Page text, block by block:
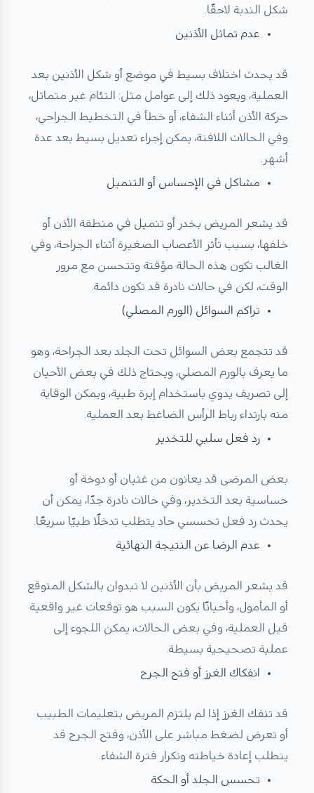
شكل الندبة لاحقًا.
عدم تماثل الأذنين
قد يحدث اختلاف بسيط في موضع أو شكل الأذنين بعد
العملية، ويعود ذلك إلى عوامل مثل: التئام غير متماثل،
حركة الأذن أثناء الشفاء، أو خطأ في التخطيط الجراحي،
وفي الحالات اللافتة، يمكن إجراء تعديل بسيط بعد عدة
أشهر.
مشاكل في الإحساس أو التنميل
قد يشعر المريض بخدر أو تنميل في منطقة الأذن أو
خلفها، بسبب تأثر الأعصاب الصغيرة أثناء الجراحة، وفي
الغالب تكون هذه الحالة مؤقتة وتتحسن مع مرور
الوقت، لكن في حالات نادرة قد تكون دائمة.
تراكم السوائل (الورم المصلي)
قد تتجمع بعض السوائل تحت الجلد بعد الجراحة، وهو
ما يعرف بالورم المصلي، ويحتاج ذلك في بعض الأحيان
إلى تصريف يدوي باستخدام إبرة طبية، ويمكن الوقاية
منه بارتداء رباط الرأس الضاغط بعد العملية.
رد فعل سلبي للتخدير
بعض المرضى قد يعانون من غثيان أو دوخة أو
حساسية بعد التخدير، وفي حالات نادرة جدًا، يمكن أن
يحدث رد فعل تحسسي حاد يتطلب تدخلًا طبيًا سريعًا.
عدم الرضا عن النتيجة النهائية
قد يشعر المريض بأن الأذنين لا تبدوان بالشكل المتوقع
أو المأمول، وأحيانًا يكون السبب هو توقعات غير واقعية
قبل العملية، وفي بعض الحالات، يمكن اللجوء إلى
عملية تصحيحية بسيطة.
انفكاك الغرز أو فتح الجرح
قد تنفك الغرز إذا لم يلتزم المريض بتعليمات الطبيب
أو تعرض لضغط مباشر على الأذن، وفتح الجرح قد
يتطلب إعادة خياطته وتكرار فترة الشفاء.
تحسس الجلد أو الحكة